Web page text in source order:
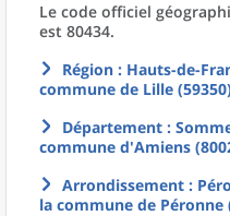
Le code officiel
est 80434.
Région : Hauts-de-
commune de Lille
Département :
commune d'Amiens
Arrondissement :
la commune de Péronne